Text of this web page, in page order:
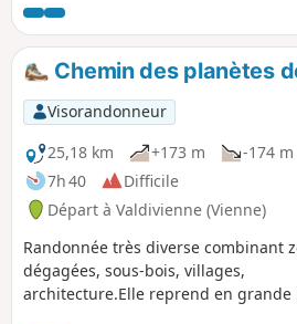
parcours nous passons devant le
médiathèque François Miterrand,
nouveaux quartiers de Poitiers
la Mérigotte, en cours d’extension,
Bellejouanne, Saint Cyprien). Nous
le long de la rivière Le Clain ou nous
voir l'ancienne voie du tramway.
Chemin des planètes
Visorandonneur
25,18 km
+173 m
-174 m
7h 40
Difficile
Départ à Valdivienne (Vienne)
Randonnée très diverse combinant
dégagées, sous-bois, villages,
architecture.Elle reprend en grande